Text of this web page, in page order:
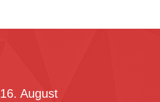
16. August